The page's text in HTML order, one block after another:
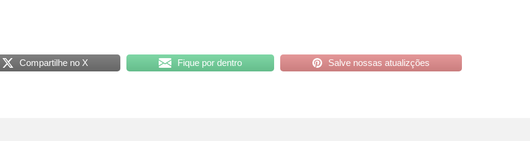
Compartilhe no X Fique por dentro Salve nossas atualizções